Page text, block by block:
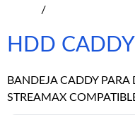
/
HDD
BANDEJA CADDY
STREAMAX